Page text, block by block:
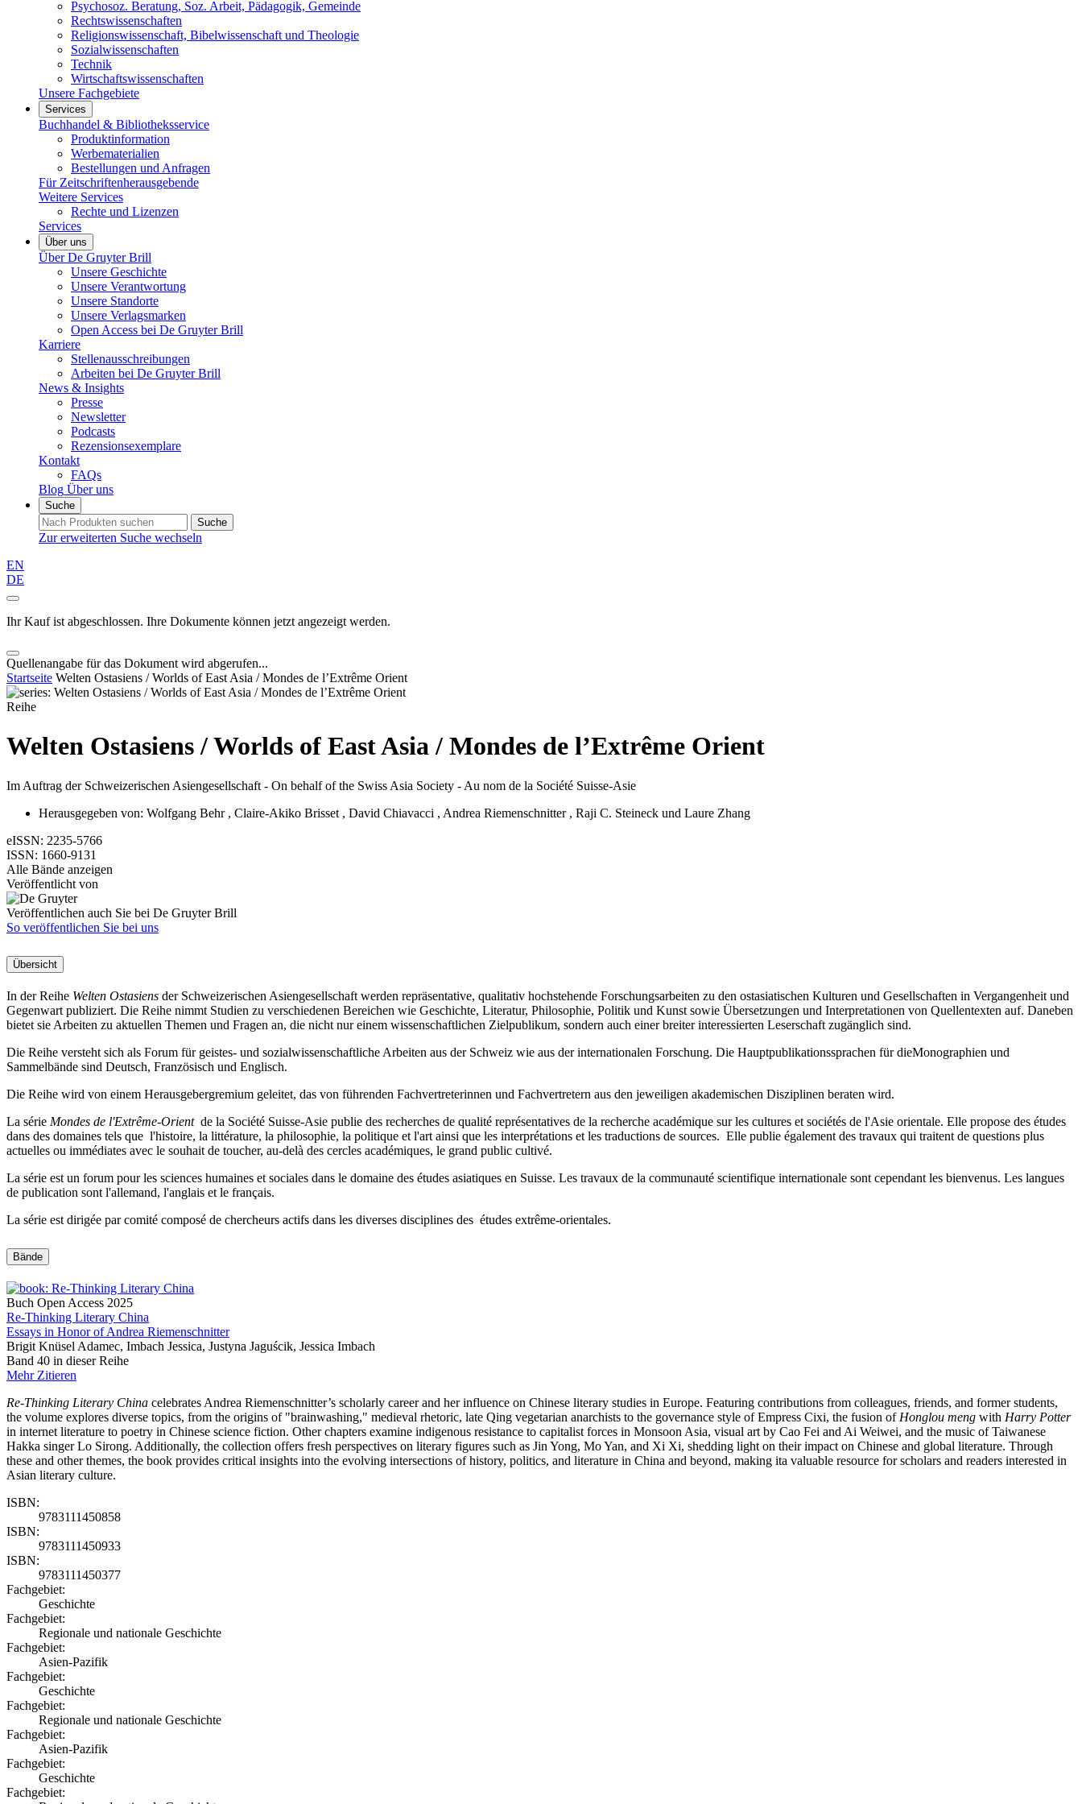
Psychosoz. Beratung, Soz. Arbeit, Pädagogik, Gemeinde
Rechtswissenschaften
Religionswissenschaft, Bibelwissenschaft und Theologie
Sozialwissenschaften
Technik
Wirtschaftswissenschaften
Unsere Fachgebiete
Services
Buchhandel & Bibliotheksservice
Produktinformation
Werbematerialien
Bestellungen und Anfragen
Für Zeitschriftenherausgebende
Weitere Services
Rechte und Lizenzen
Services
Über uns
Über De Gruyter Brill
Unsere Geschichte
Unsere Verantwortung
Unsere Standorte
Unsere Verlagsmarken
Open Access bei De Gruyter Brill
Karriere
Stellenausschreibungen
Arbeiten bei De Gruyter Brill
News & Insights
Presse
Newsletter
Podcasts
Rezensionsexemplare
Kontakt
FAQs
Blog Über uns
Suche
Suche
Zur erweiterten Suche wechseln
EN
DE
Ihr Kauf ist abgeschlossen. Ihre Dokumente können jetzt angezeigt werden.
Quellenangabe für das Dokument wird abgerufen...
Startseite Welten Ostasiens / Worlds of East Asia / Mondes de l’Extrême Orient
Reihe
Welten Ostasiens / Worlds of East Asia / Mondes de l’Extrême Orient
Im Auftrag der Schweizerischen Asiengesellschaft - On behalf of the Swiss Asia Society - Au nom de la Société Suisse-Asie
Herausgegeben von: Wolfgang Behr , Claire-Akiko Brisset , David Chiavacci , Andrea Riemenschnitter , Raji C. Steineck und Laure Zhang
eISSN: 2235-5766
ISSN: 1660-9131
Alle Bände anzeigen
Veröffentlicht von
Veröffentlichen auch Sie bei De Gruyter Brill
So veröffentlichen Sie bei uns
Übersicht
In der Reihe Welten Ostasiens der Schweizerischen Asiengesellschaft werden repräsentative, qualitativ hochstehende Forschungsarbeiten zu den ostasiatischen Kulturen und Gesellschaften in Vergangenheit und
Gegenwart publiziert. Die Reihe nimmt Studien zu verschiedenen Bereichen wie Geschichte, Literatur, Philosophie, Politik und Kunst sowie Übersetzungen und Interpretationen von Quellentexten auf. Daneben
bietet sie Arbeiten zu aktuellen Themen und Fragen an, die nicht nur einem wissenschaftlichen Zielpublikum, sondern auch einer breiter interessierten Leserschaft zugänglich sind.
Die Reihe versteht sich als Forum für geistes- und sozialwissenschaftliche Arbeiten aus der Schweiz wie aus der internationalen Forschung. Die Hauptpublikationssprachen für dieMonographien und
Sammelbände sind Deutsch, Französisch und Englisch.
Die Reihe wird von einem Herausgebergremium geleitet, das von führenden Fachvertreterinnen und Fachvertretern aus den jeweiligen akademischen Disziplinen beraten wird.
La série Mondes de l'Extrême-Orient de la Société Suisse-Asie publie des recherches de qualité représentatives de la recherche académique sur les cultures et sociétés de l'Asie orientale. Elle propose des études
dans des domaines tels que l'histoire, la littérature, la philosophie, la politique et l'art ainsi que les interprétations et les traductions de sources. Elle publie également des travaux qui traitent de questions plus
actuelles ou immédiates avec le souhait de toucher, au-delà des cercles académiques, le grand public cultivé.
La série est un forum pour les sciences humaines et sociales dans le domaine des études asiatiques en Suisse. Les travaux de la communauté scientifique internationale sont cependant les bienvenus. Les langues
de publication sont l'allemand, l'anglais et le français.
La série est dirigée par comité composé de chercheurs actifs dans les diverses disciplines des études extrême-orientales.
Bände
Buch Open Access 2025
Re-Thinking Literary China
Essays in Honor of Andrea Riemenschnitter
Brigit Knüsel Adamec, Imbach Jessica, Justyna Jaguścik, Jessica Imbach
Band 40 in dieser Reihe
Mehr Zitieren
Re-Thinking Literary China celebrates Andrea Riemenschnitter’s scholarly career and her influence on Chinese literary studies in Europe. Featuring contributions from colleagues, friends, and former students,
the volume explores diverse topics, from the origins of "brainwashing," medieval rhetoric, late Qing vegetarian anarchists to the governance style of Empress Cixi, the fusion of Honglou meng with Harry Potter
in internet literature to poetry in Chinese science fiction. Other chapters examine indigenous resistance to capitalist forces in Monsoon Asia, visual art by Cao Fei and Ai Weiwei, and the music of Taiwanese
Hakka singer Lo Sirong. Additionally, the collection offers fresh perspectives on literary figures such as Jin Yong, Mo Yan, and Xi Xi, shedding light on their impact on Chinese and global literature. Through
these and other themes, the book provides critical insights into the evolving intersections of history, politics, and literature in China and beyond, making ita valuable resource for scholars and readers interested in
Asian literary culture.
ISBN:
9783111450858
ISBN:
9783111450933
ISBN:
9783111450377
Fachgebiet:
Geschichte
Fachgebiet:
Regionale und nationale Geschichte
Fachgebiet:
Asien-Pazifik
Fachgebiet:
Geschichte
Fachgebiet:
Regionale und nationale Geschichte
Fachgebiet:
Asien-Pazifik
Fachgebiet:
Geschichte
Fachgebiet: